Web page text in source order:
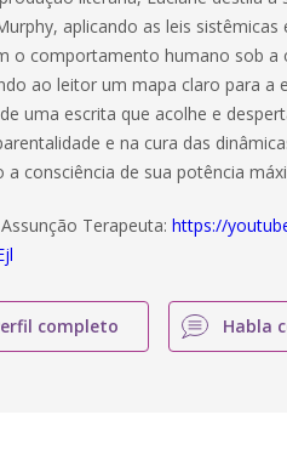
aplicando as leis
o comportamento humano sob a
ao leitor um mapa claro para a
uma escrita que acolhe e
e na cura das
a consciência de sua potência
Terapeuta:https://
completo Habla